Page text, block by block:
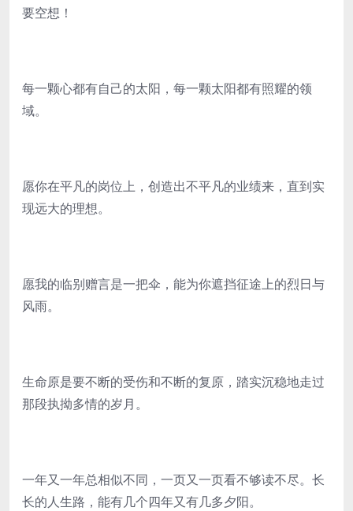
要空想！
每一颗心都有自己的太阳，每一颗太阳都有照耀的领
域。
愿你在平凡的岗位上，创造出不平凡的业绩来，直到实
现远大的理想。
愿我的临别赠言是一把伞，能为你遮挡征途上的烈日与
风雨。
生命原是要不断的受伤和不断的复原，踏实沉稳地走过
那段执拗多情的岁月。
一年又一年总相似不同，一页又一页看不够读不尽。长
长的人生路，能有几个四年又有几多夕阳。